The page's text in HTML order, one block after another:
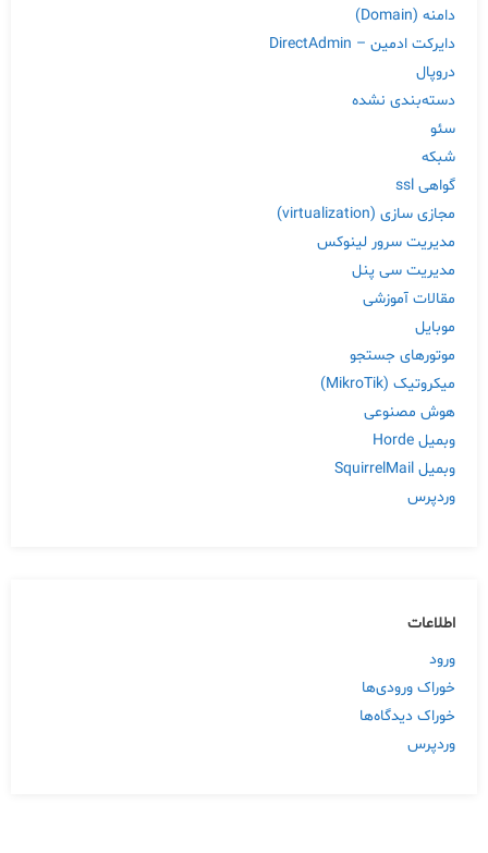
دامنه (Domain)
دایرکت ادمین – DirectAdmin
دروپال
دسته‌بندی نشده
سئو
شبکه
گواهی ssl
مجازی سازی (virtualization)
مدیریت سرور لینوکس
مدیریت سی پنل
مقالات آموزشی
موبایل
موتورهای جستجو
میکروتیک (MikroTik)
هوش مصنوعی
وبمیل Horde
وبمیل SquirrelMail
وردپرس
اطلاعات
ورود
خوراک ورودی‌ها
خوراک دیدگاه‌ها
وردپرس